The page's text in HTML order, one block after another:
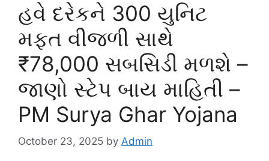
હવે દરેકને 300 યુનિટ
મફત વીજળી સાથે
₹78,000 સબસિડી મળશે –
જાણો સ્ટેપ બાય માહિતી –
PM Surya Ghar Yojana
October 23, 2025 by Admin